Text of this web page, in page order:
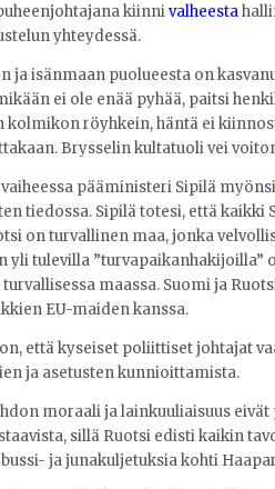
kiinnivalheesta
yhteydessä.
ja isänmaan puolueesta on
ei ole enää pyhää, paitsi
kolmikon röyhkein, häntä ei
Brysselin kultatuoli vei
pääministeri Sipilä
tiedossa. Sipilä totesi, että kaikki
on turvallinen maa, jonka
yli tulevilla ”turvapaikanhakijoilla”
maassa. Suomi ja
EU-maiden kanssa.
että kyseiset poliittiset johtajat
ja asetusten kunnioittamista.
moraali ja lainkuuliaisuus
sillä Ruotsi edisti kaikin
ja junakuljetuksia kohti